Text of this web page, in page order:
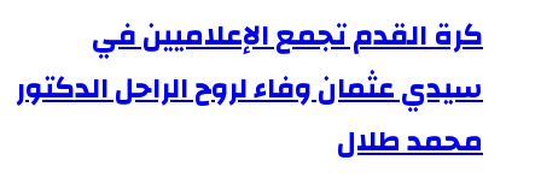
كرة القدم تجمع الإعلاميين في
سيدي عثمان وفاء لروح الراحل الدكتور
محمد طلال